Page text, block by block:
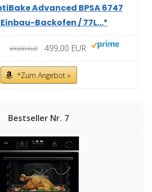
Advanced BPSA 6747
Backofen / 77L...*
699,00 EUR 499,00 EUR
*Zum Angebot »
7